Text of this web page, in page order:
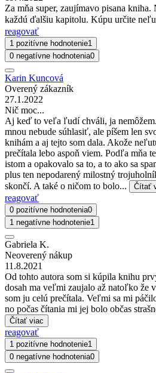
Za mňa super, zaujímavo pisana kniha.
každú ďalšiu kapitolu. Kúpu určite
reagovať
1 pozitívne hodnotenie1
0 negatívne hodnotenia0
Karin Kuncová
Overený zákazník
27.1.2022
Nič moc...
Aj keď to veľa ľudí chváli, ja
mnou nebude súhlasiť, ale píšem len
knihám a aj tejto som dala. Akože
prečítala lebo aspoň viem. Podľa mňa
istom a opakovalo sa to, a to ako sa
plus ten nepodarený milostný
skončí. A také o ničom to bolo...
Čítať
reagovať
0 pozitívne hodnotenia0
1 negatívne hodnotenie1
Gabriela K.
Neoverený nákup
11.8.2021
Od tohto autora som si kúpila knihu
dosah ma veľmi zaujalo až natoľko že
som ju celú prečítala. Veľmi sa mi
no počas čítania mi jej bolo občas
Čítať viac
reagovať
1 pozitívne hodnotenie1
0 negatívne hodnotenia0